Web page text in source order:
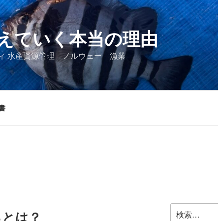
ていく本当の理由
水産資源管理 ノルウェー 漁業
は？
索: